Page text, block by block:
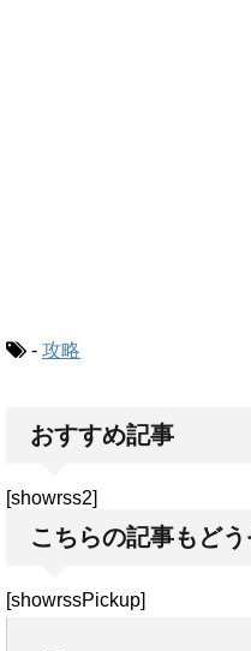
- 攻略
おすすめ記事
[showrss2]
こちらの記事もど
[showrssPickup]